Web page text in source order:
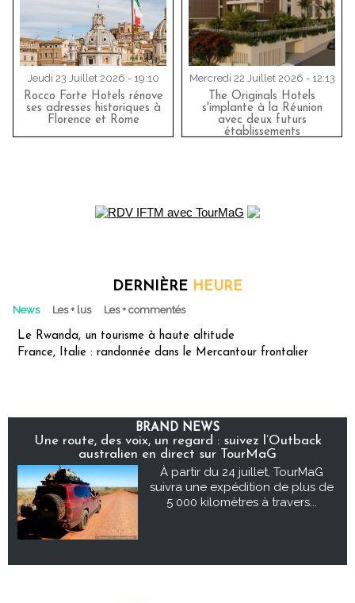
Jeudi 23 Juillet 2026 - 19:10
Rocco Forte Hotels rénove
ses adresses historiques à
Florence et Rome
Mercredi 22 Juillet 2026 - 12:13
The Originals Hotels
s'implante à la Réunion
avec deux futurs
établissements
DERNIÈRE HEURE
News Les + lus Les + commentés
Le Rwanda, un tourisme à haute altitude
France, Italie : randonnée dans le Mercantour frontalier
BRAND NEWS
Une route, des voix, un regard : suivez l’Outback
australien en direct sur TourMaG
À partir du 24 juillet, TourMaG
suivra une expédition de plus de
5 000 kilomètres à travers...